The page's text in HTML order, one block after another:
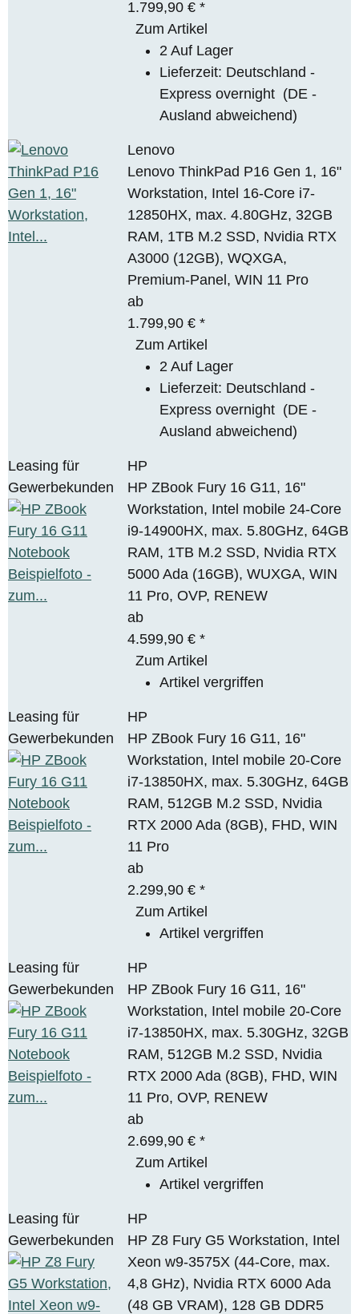
1.799,90 €*
Zum Artikel
2 Auf Lager
Lieferzeit: Deutschland -
Express overnight (DE -
Ausland abweichend)
Lenovo
Lenovo ThinkPad P16 Gen 1, 16"
Workstation, Intel 16-Core i7-
12850HX, max. 4.80GHz, 32GB
RAM, 1TB M.2 SSD, Nvidia RTX
A3000 (12GB), WQXGA,
Premium-Panel, WIN 11 Pro
ab
1.799,90 €*
Zum Artikel
2 Auf Lager
Lieferzeit: Deutschland -
Express overnight (DE -
Ausland abweichend)
Leasing für
Gewerbekunden
HP
HP ZBook Fury 16 G11, 16"
Workstation, Intel mobile 24-Core
i9-14900HX, max. 5.80GHz, 64GB
RAM, 1TB M.2 SSD, Nvidia RTX
5000 Ada (16GB), WUXGA, WIN
11 Pro, OVP, RENEW
ab
4.599,90 €*
Zum Artikel
Artikel vergriffen
Leasing für
Gewerbekunden
HP
HP ZBook Fury 16 G11, 16"
Workstation, Intel mobile 20-Core
i7-13850HX, max. 5.30GHz, 64GB
RAM, 512GB M.2 SSD, Nvidia
RTX 2000 Ada (8GB), FHD, WIN
11 Pro
ab
2.299,90 €*
Zum Artikel
Artikel vergriffen
Leasing für
Gewerbekunden
HP
HP ZBook Fury 16 G11, 16"
Workstation, Intel mobile 20-Core
i7-13850HX, max. 5.30GHz, 32GB
RAM, 512GB M.2 SSD, Nvidia
RTX 2000 Ada (8GB), FHD, WIN
11 Pro, OVP, RENEW
ab
2.699,90 €*
Zum Artikel
Artikel vergriffen
Leasing für
Gewerbekunden
HP
HP Z8 Fury G5 Workstation, Intel
Xeon w9-3575X (44-Core, max.
4,8 GHz), Nvidia RTX 6000 Ada
(48 GB VRAM), 128 GB DDR5